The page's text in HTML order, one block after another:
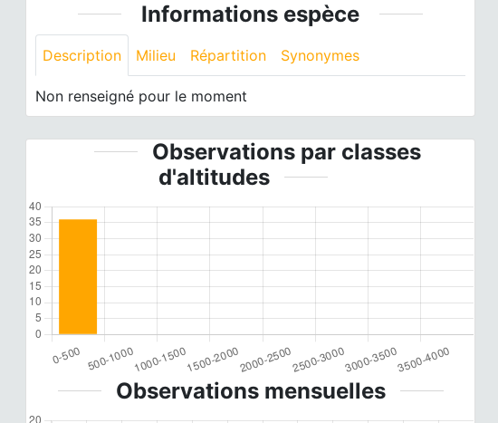
Informations espèce
Description Milieu Répartition Synonymes
Non renseigné pour le moment
Observations par classes
d'altitudes
Observations mensuelles